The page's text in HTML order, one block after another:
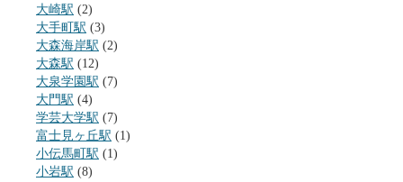
大崎駅 (2)
大手町駅 (3)
大森海岸駅 (2)
大森駅 (12)
大泉学園駅 (7)
大門駅 (4)
学芸大学駅 (7)
富士見ヶ丘駅 (1)
小伝馬町駅 (1)
小岩駅 (8)